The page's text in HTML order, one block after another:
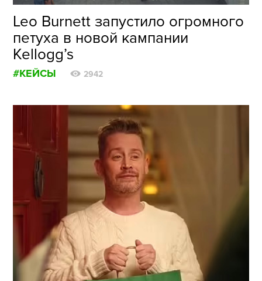
Leo Burnett запустило огромного
петуха в новой кампании
Kellogg’s
#КЕЙСЫ 2942